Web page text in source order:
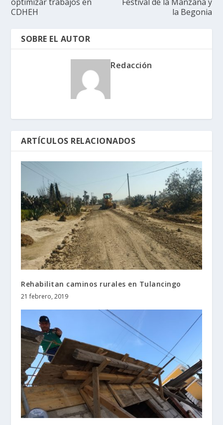
CDHEH
la Begonia
SOBRE EL AUTOR
Redacción
ARTÍCULOS RELACIONADOS
Rehabilitan caminos rurales en Tulancingo
21 febrero, 2019